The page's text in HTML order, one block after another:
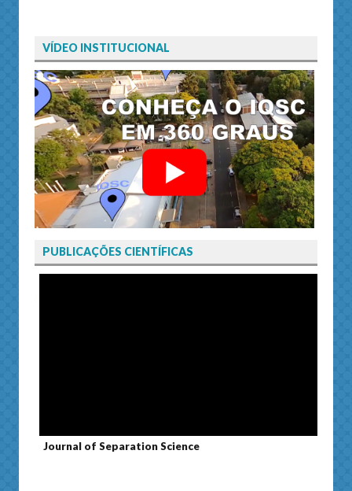
VÍDEO INSTITUCIONAL
PUBLICAÇÕES CIENTÍFICAS
Journal of Separation Science